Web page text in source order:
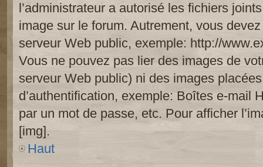
l’administrateur a autorisé les fichiers
image sur le forum. Autrement, vous
serveur Web public, exemple: http://
Vous ne pouvez pas lier des images de
serveur Web public) ni des images
d’authentification, exemple: Boîtes e-mail
par un mot de passe, etc. Pour afficher
[img].
Haut